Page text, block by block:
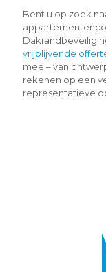
Bent u op zoek
vrijblijvende
mee – van
rekenen op een
representatieve